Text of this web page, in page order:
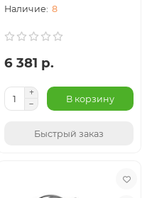
8
6 381 р.
В корзину
Быстрый заказ